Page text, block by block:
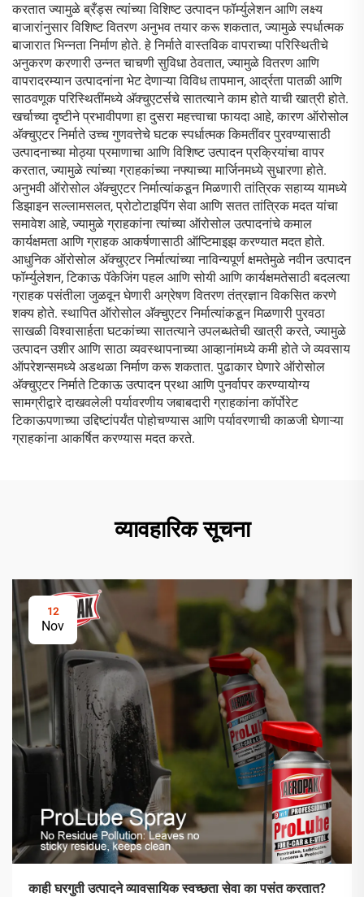
करतात ज्यामुळे ब्रँड्स त्यांच्या विशिष्ट उत्पादन फॉर्म्युलेशन आणि लक्ष्य
बाजारांनुसार विशिष्ट वितरण अनुभव तयार करू शकतात, ज्यामुळे स्पर्धात्मक
बाजारात भिन्नता निर्माण होते. हे निर्माते वास्तविक वापराच्या परिस्थितीचे
अनुकरण करणारी उन्नत चाचणी सुविधा ठेवतात, ज्यामुळे वितरण आणि
वापरादरम्यान उत्पादनांना भेट देणाऱ्या विविध तापमान, आर्द्रता पातळी आणि
साठवणूक परिस्थितींमध्ये अ‍ॅक्चुएटर्सचे सातत्याने काम होते याची खात्री होते.
खर्चाच्या दृष्टीने प्रभावीपणा हा दुसरा महत्त्वाचा फायदा आहे, कारण ऑरोसोल
अ‍ॅक्चुएटर निर्माते उच्च गुणवत्तेचे घटक स्पर्धात्मक किमतींवर पुरवण्यासाठी
उत्पादनाच्या मोठ्या प्रमाणाचा आणि विशिष्ट उत्पादन प्रक्रियांचा वापर
करतात, ज्यामुळे त्यांच्या ग्राहकांच्या नफ्याच्या मार्जिनमध्ये सुधारणा होते.
अनुभवी ऑरोसोल अ‍ॅक्चुएटर निर्मात्यांकडून मिळणारी तांत्रिक सहाय्य यामध्ये
डिझाइन सल्लामसलत, प्रोटोटाइपिंग सेवा आणि सतत तांत्रिक मदत यांचा
समावेश आहे, ज्यामुळे ग्राहकांना त्यांच्या ऑरोसोल उत्पादनांचे कमाल
कार्यक्षमता आणि ग्राहक आकर्षणासाठी ऑप्टिमाइझ करण्यात मदत होते.
आधुनिक ऑरोसोल अ‍ॅक्चुएटर निर्मात्यांच्या नाविन्यपूर्ण क्षमतेमुळे नवीन उत्पादन
फॉर्म्युलेशन, टिकाऊ पॅकेजिंग पहल आणि सोयी आणि कार्यक्षमतेसाठी बदलत्या
ग्राहक पसंतीला जुळवून घेणारी अग्रेषण वितरण तंत्रज्ञान विकसित करणे
शक्य होते. स्थापित ऑरोसोल अ‍ॅक्चुएटर निर्मात्यांकडून मिळणारी पुरवठा
साखळी विश्वासार्हता घटकांच्या सातत्याने उपलब्धतेची खात्री करते, ज्यामुळे
उत्पादन उशीर आणि साठा व्यवस्थापनाच्या आव्हानांमध्ये कमी होते जे व्यवसाय
ऑपरेशन्समध्ये अडथळा निर्माण करू शकतात. पुढाकार घेणारे ऑरोसोल
अ‍ॅक्चुएटर निर्माते टिकाऊ उत्पादन प्रथा आणि पुनर्वापर करण्यायोग्य
सामग्रीद्वारे दाखवलेली पर्यावरणीय जबाबदारी ग्राहकांना कॉर्पोरेट
टिकाऊपणाच्या उद्दिष्टांपर्यंत पोहोचण्यास आणि पर्यावरणाची काळजी घेणाऱ्या
ग्राहकांना आकर्षित करण्यास मदत करते.
व्यावहारिक सूचना
12
Nov
काही घरगुती उत्पादने व्यावसायिक स्वच्छता सेवा का पसंत करतात?